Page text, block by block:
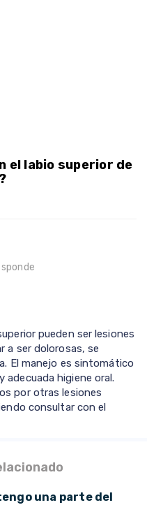
el labio superior de
pueden ser lesiones
a ser dolorosas, se
El manejo es sintomático
adecuada higiene oral.
por otras lesiones
consultar con el
una parte del